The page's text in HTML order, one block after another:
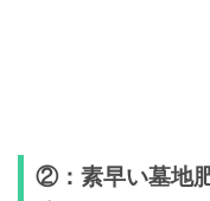
②：素早い墓地